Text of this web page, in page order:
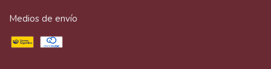
Medios de envío